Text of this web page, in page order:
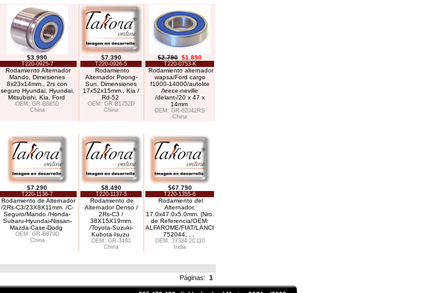
$3.990
T220-0925-7
Rodamiento Alternador
Mando, Dimesiones
8x23x14mm., 2rs con
seguro Hyundai. Hyundai,
Mitsubishi, Kia, Ford
OEM: GR-B885D
China
$7.390
T220-0926-5
Rodamiento
Alternador Poong-
Sun, Dimensiones
17x52x15mm., Kia /
Rd-52
OEM: GR-B1752D
China
$2.790 $1.890
T220-0753-K
Rodamiento alternador
wapsa/Ford cargo
f1000-14000/autolite
/leece-neville
/delant-/20 x 47 x
14mm
OEM: GR-62042RS
China
$7.290
T220-1136-7
Rodamiento de Alternador
/2Rs-C3/23X8X11mm. /C-
Seguro/Mando /Honda-
Subaru-Hyundai-Nissan-
Mazda-Case-Dodg
OEM: GR-B879D
China
$8.490
T220-1137-5
Rodamiento de
Alternador Denso /
2Rs-C3 /
38X15X19mm.
/Toyota-Suzuki-
Kubota-Isuzu
OEM: GR-3480
China
$67.790
T220-1355-6
Rodamiento del
Alternador,
17.0x47.0x5.0mm. (Nro.
de Referencia/OEM:
ALFAROME/FIAT/LANCI
752044
OEM: 37334-2C110
India
Páginas: 1